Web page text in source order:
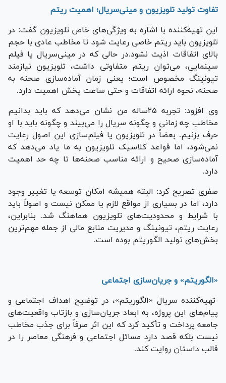
تفاوت تولید تلویزیون و مینی‌سریال؛ اهمیت ریتم
این تهیه‌کننده با اشاره به ویژگی‌های خاص تلویزیون گفت: در
تلویزیون باید ریتم خاصی رعایت شود تا مخاطب عادی با حجم
بالای اتفاقات اذیت نشود.در حالی که در مینی‌سریال یا فیلم
سینمایی، می‌توان ریتم متفاوتی داشت، تلویزیون نیازمند
تیونینگ مخصوص است؛ یعنی زمان آماده‌سازی صحنه به
صحنه، نحوه ارائه اتفاقات و حتی ساعت پخش اهمیت دارد.
وی افزود: تجربه ۲۵ساله من نشان می‌دهد که باید بدانیم
مخاطب چه زمانی و چگونه سریال را می‌بیند و چگونه باید با او
حرف بزنیم. بعضاً در تلویزیون یا فیلم‌سازی این اصول رعایت
نمی‌شود، اما قواعد کلاسیک تلویزیون به ما یاد می‌دهد که
آماده‌سازی صحیح و ارائه مناسب صحنه‌ها تا چه حد اهمیت
دارد.
صفری تصریح کرد: البته همیشه امکان توسعه یا تغییر وجود
دارد، اما در بسیاری از مواقع لازم یا ممکن نیست و اصولاً باید
با شرایط و محدودیت‌های تلویزیون هماهنگ شد. بنابراین،
رعایت ریتم، تیونینگ و مدیریت منابع مالی از جمله مهم‌ترین
بخش‌های تولید الگوریتم بوده است.
«الگوریتم» و جریان‌سازی اجتماعی
تهیه‌کننده سریال «الگوریتم»، در توضیح اهداف اجتماعی و
پیام‌های این پروژه، به ابعاد جریان‌سازی و بازتاب واقعیت‌های
جامعه پرداخت و تأکید کرد که این اثر صرفاً برای جذب مخاطب
نیست بلکه قصد دارد مسائل اجتماعی و فرهنگی معاصر را در
قالب داستان روایت کند.